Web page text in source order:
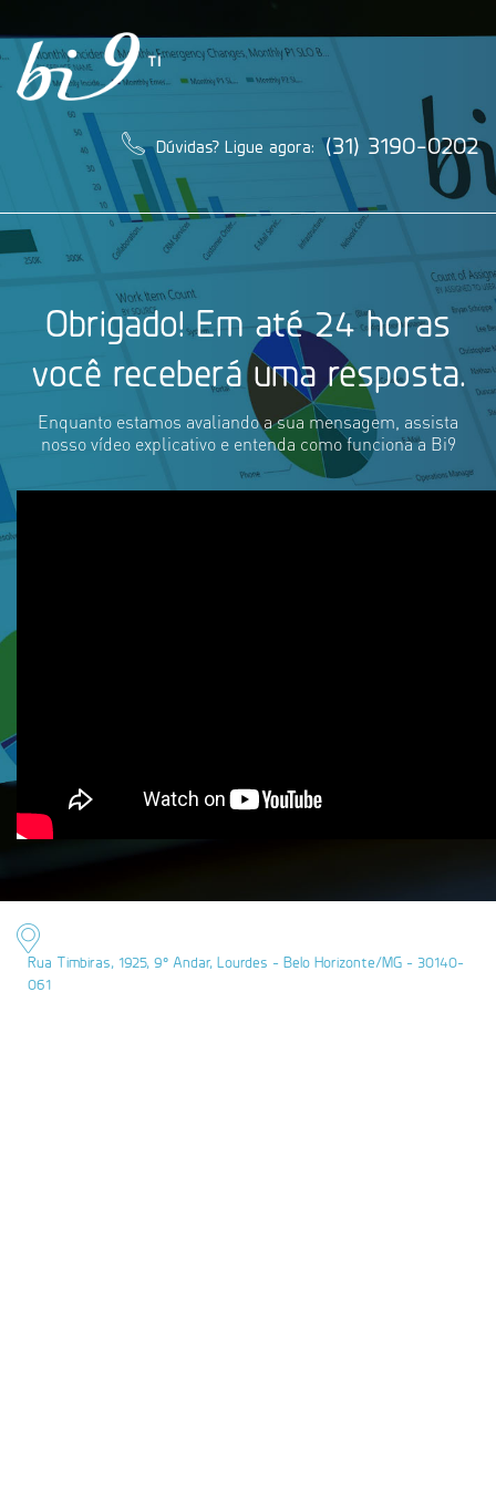
Dúvidas? Ligue agora: (31) 3190-0202
Obrigado! Em até 24 horas
você receberá uma resposta.
Enquanto estamos avaliando a sua mensagem, assista
nosso vídeo explicativo e entenda como funciona a Bi9
Rua Timbiras, 1925, 9º Andar, Lourdes - Belo Horizonte/MG - 30140-
061